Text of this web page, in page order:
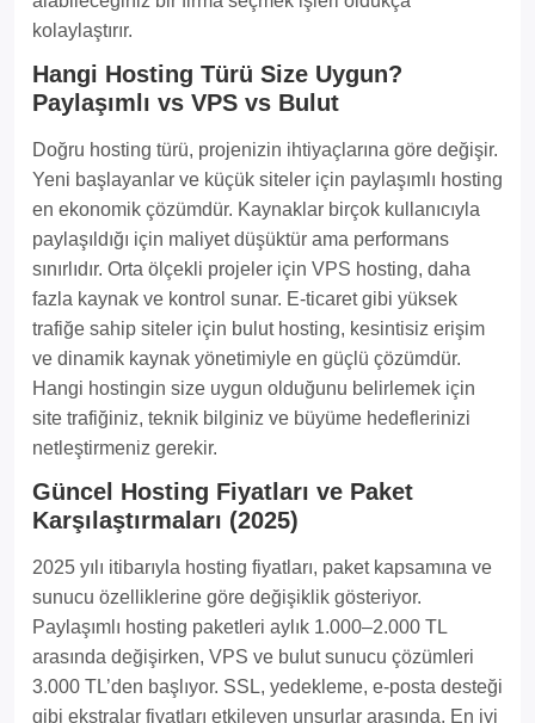
kolaylaştırır.
Hangi Hosting Türü Size Uygun?
Paylaşımlı vs VPS vs Bulut
Doğru hosting türü, projenizin ihtiyaçlarına göre değişir.
Yeni başlayanlar ve küçük siteler için paylaşımlı hosting
en ekonomik çözümdür. Kaynaklar birçok kullanıcıyla
paylaşıldığı için maliyet düşüktür ama performans
sınırlıdır. Orta ölçekli projeler için VPS hosting, daha
fazla kaynak ve kontrol sunar. E-ticaret gibi yüksek
trafiğe sahip siteler için bulut hosting, kesintisiz erişim
ve dinamik kaynak yönetimiyle en güçlü çözümdür.
Hangi hostingin size uygun olduğunu belirlemek için
site trafiğiniz, teknik bilginiz ve büyüme hedeflerinizi
netleştirmeniz gerekir.
Güncel Hosting Fiyatları ve Paket
Karşılaştırmaları (2025)
2025 yılı itibarıyla hosting fiyatları, paket kapsamına ve
sunucu özelliklerine göre değişiklik gösteriyor.
Paylaşımlı hosting paketleri aylık 1.000–2.000 TL
arasında değişirken, VPS ve bulut sunucu çözümleri
3.000 TL’den başlıyor. SSL, yedekleme, e-posta desteği
gibi ekstralar fiyatları etkileyen unsurlar arasında. En iyi